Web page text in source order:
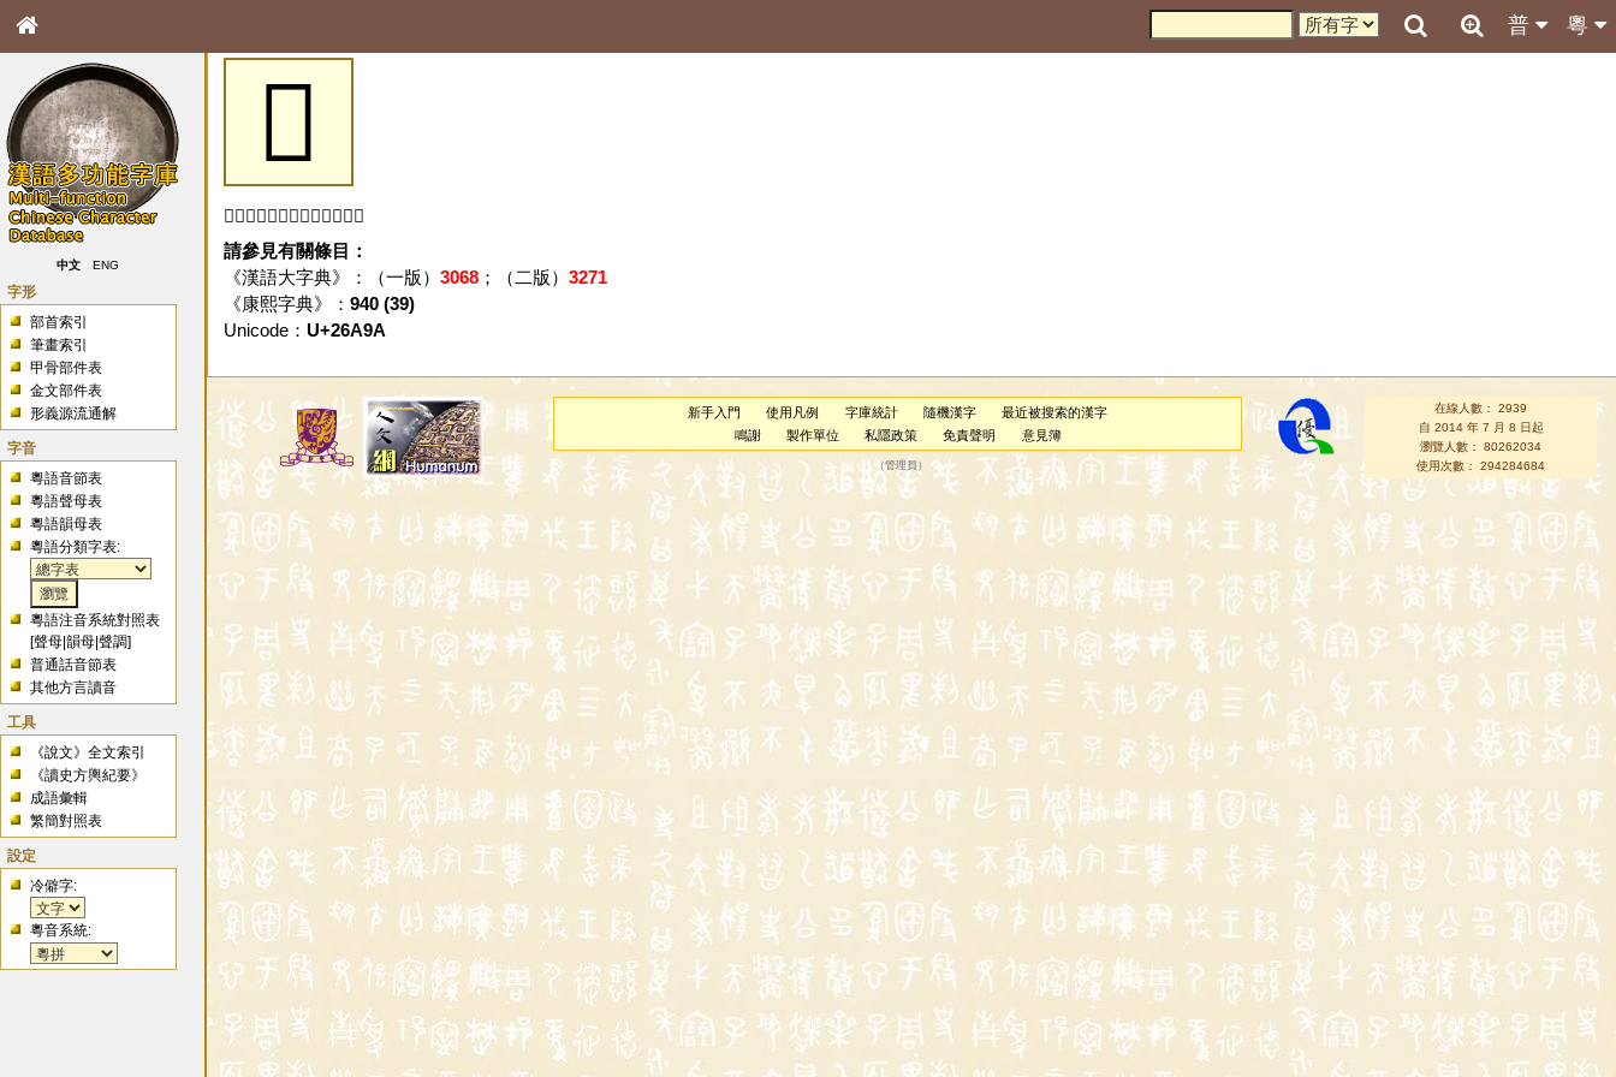
粵
普
中文 ENG
字形
部首索引
筆畫索引
甲骨部件表
金文部件表
形義源流通解
字音
粵語音節表
粵語聲母表
粵語韻母表
粵語分類字表:
粵語注音系統對照表
[聲母 |韻母 |聲調]
普通話音節表
其他方言讀音
工具
《說文》全文索引
《讀史方輿紀要》
成語彙輯
繁簡對照表
設定
冷僻字:
粵音系統:
𦪚
「𦪚」字未收錄於本資料庫。
請參見有關條目：
《漢語大字典》：（一版） 3068；（二版） 3271
《康熙字典》： 940 (39)
Unicode： U+26A9A
新手入門 使用凡例 字庫統計 隨機漢字
最近被搜索的漢字
鳴謝
製作單位 私隱政策 免責聲明 意見簿
（管理員 ）
在線人數： 2939
自 2014 年 7 月 8 日起
瀏覽人數： 80262034
使用次數： 294284684